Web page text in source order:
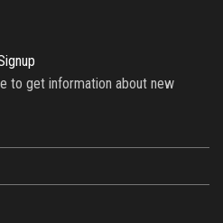
to get information about new